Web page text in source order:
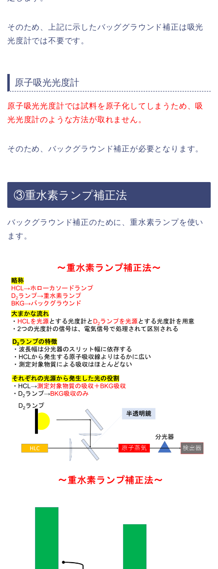
そのため、上記に示したバッググラウンド補正は吸光
光度計では不要です。
原子吸光光度計
原子吸光光度計では試料を原子化してしまうため、吸
光光度計のような方法が取れません。
そのため、バックグラウンド補正が必要となります。
③重水素ランプ補正法
バックグラウンド補正のために、重水素ランプを使い
ます。